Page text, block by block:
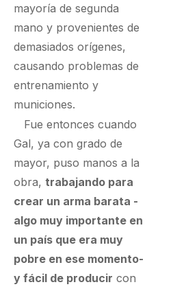
mayoría de segunda
mano y provenientes de
demasiados orígenes,
causando problemas de
entrenamiento y
municiones.
Fue entonces cuando
Gal, ya con grado de
mayor, puso manos a la
obra, trabajando para
crear un arma barata -
algo muy importante en
un país que era muy
pobre en ese momento-
y fácil de producir con